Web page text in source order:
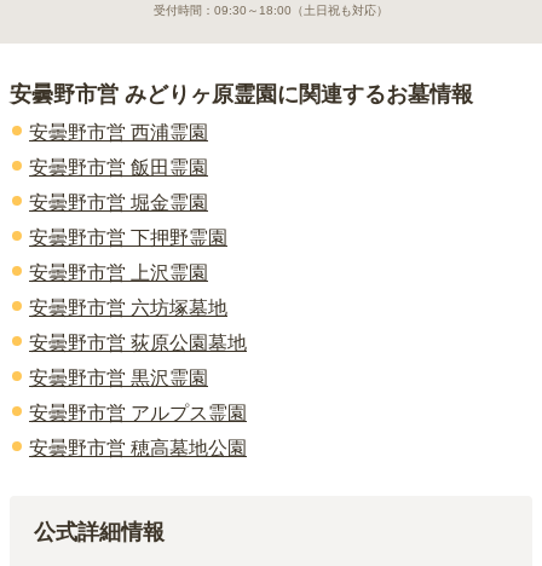
受付時間： 09:30～18:00 （土日祝も対応）
安曇野市営 みどりヶ原霊園に関連するお墓情報
安曇野市営 西浦霊園
安曇野市営 飯田霊園
安曇野市営 堀金霊園
安曇野市営 下押野霊園
安曇野市営 上沢霊園
安曇野市営 六坊塚墓地
安曇野市営 荻原公園墓地
安曇野市営 黒沢霊園
安曇野市営 アルプス霊園
安曇野市営 穂高墓地公園
公式詳細情報